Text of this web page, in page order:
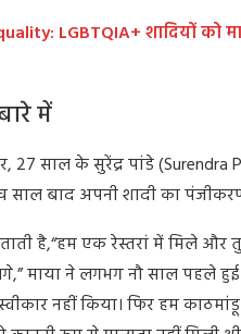
LGBTQIA+ शादियों को
में
27 साल के सुरेंद्र पांडे
साल बाद अपनी शादी का
है,“हम एक रेस्तरां में
माया ने लगभग नौ साल पहले
नहीं किया। फिर हम